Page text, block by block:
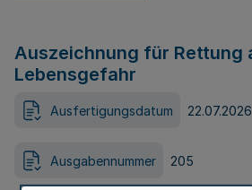
Auszeichnung für Rettung
Lebensgefahr
Ausfertigungsdatum 22.07.2026
Ausgabennummer 205